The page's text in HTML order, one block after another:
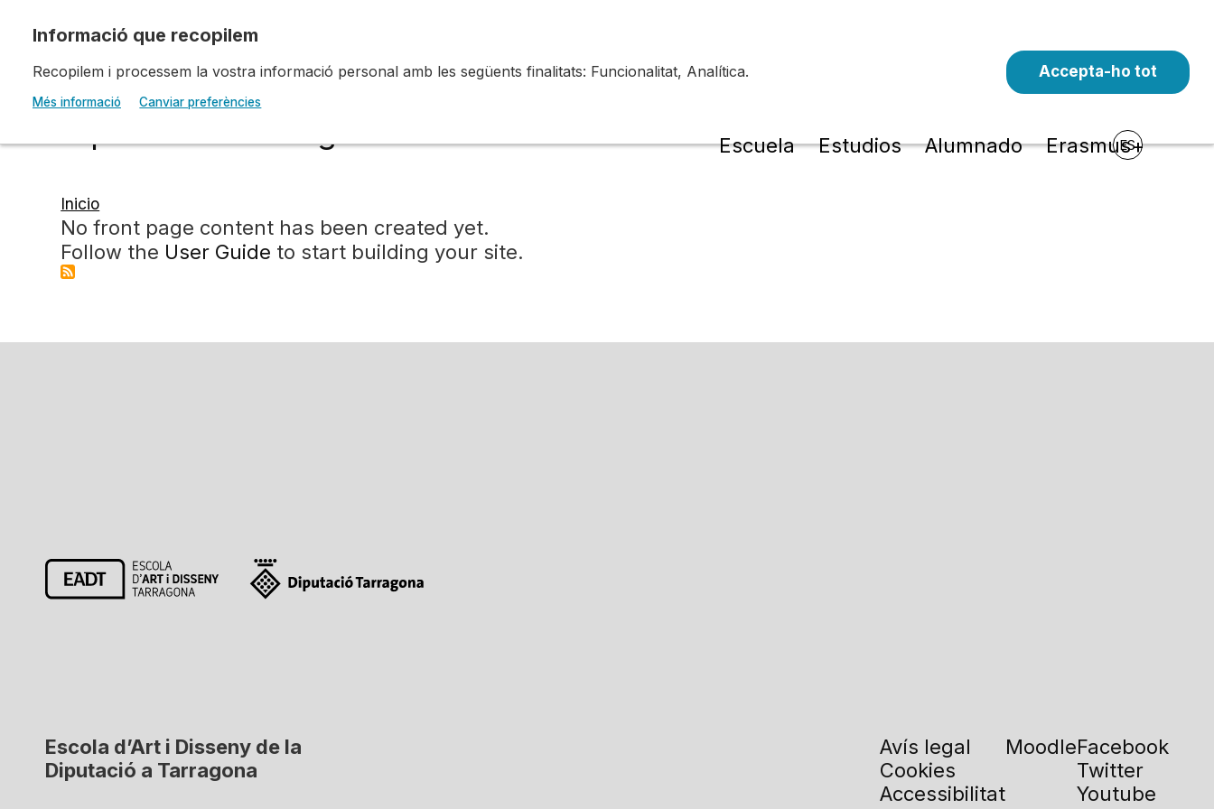
Escola d'Art i Disseny de la
Escuela Estudios Alumnado Erasmus+
ES
Ruta
Inicio
No front page content has been created yet.
Follow the User Guide to start building your site.
Recopilem i processem la vostra informació personal amb les següents finalitats: Funcionalitat, Analítica.
Més informació Canviar preferències
Accepta-ho tot
Escola d’Art i Disseny de la
Diputació a Tarragona
Avís legal
Cookies
Accessibilitat
MoodleFacebook
Twitter
Youtube